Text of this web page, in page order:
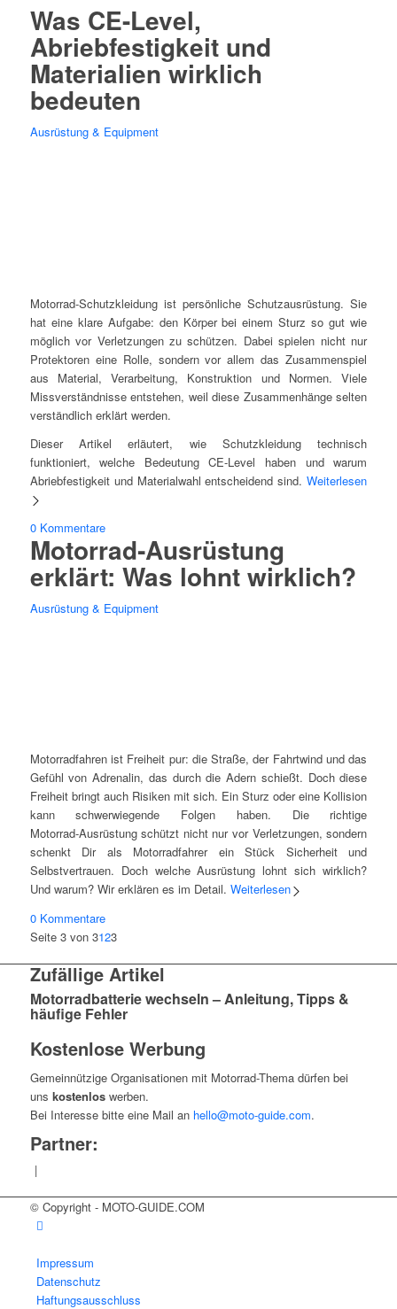
Was CE-Level,
Abriebfestigkeit und
Materialien wirklich
bedeuten
Ausrüstung & Equipment
Motorrad-Schutzkleidung ist persönliche Schutzausrüstung. Sie
hat eine klare Aufgabe: den Körper bei einem Sturz so gut wie
möglich vor Verletzungen zu schützen. Dabei spielen nicht nur
Protektoren eine Rolle, sondern vor allem das Zusammenspiel
aus Material, Verarbeitung, Konstruktion und Normen. Viele
Missverständnisse entstehen, weil diese Zusammenhänge selten
verständlich erklärt werden.
Dieser Artikel erläutert, wie Schutzkleidung technisch
funktioniert, welche Bedeutung CE-Level haben und warum
Abriebfestigkeit und Materialwahl entscheidend sind.Weiterlesen
0 Kommentare
Motorrad‑Ausrüstung
erklärt: Was lohnt wirklich?
Ausrüstung & Equipment
Motorradfahren ist Freiheit pur: die Straße, der Fahrtwind und das
Gefühl von Adrenalin, das durch die Adern schießt. Doch diese
Freiheit bringt auch Risiken mit sich. Ein Sturz oder eine Kollision
kann schwerwiegende Folgen haben. Die richtige
Motorrad‑Ausrüstung schützt nicht nur vor Verletzungen, sondern
schenkt Dir als Motorradfahrer ein Stück Sicherheit und
Selbstvertrauen. Doch welche Ausrüstung lohnt sich wirklich?
Und warum? Wir erklären es im Detail. Weiterlesen
0 Kommentare
Seite 3 von 3123
Zufällige Artikel
Motorradbatterie wechseln – Anleitung, Tipps &
häufige Fehler
Kostenlose Werbung
Gemeinnützige Organisationen mit Motorrad-Thema dürfen bei
uns kostenloswerben.
Bei Interesse bitte eine Mail an hello@moto-guide.com.
Partner:
|
© Copyright - MOTO-GUIDE.COM
Impressum
Datenschutz
Haftungsausschluss